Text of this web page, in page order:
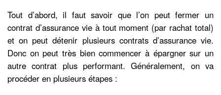
Tout d’abord, il faut savoir que l’on peut fermer un
contrat d’assurance vie à tout moment (par rachat total)
et on peut détenir plusieurs contrats d’assurance vie.
Donc on peut très bien commencer à épargner sur un
autre contrat plus performant. Généralement, on va
procéder en plusieurs étapes :